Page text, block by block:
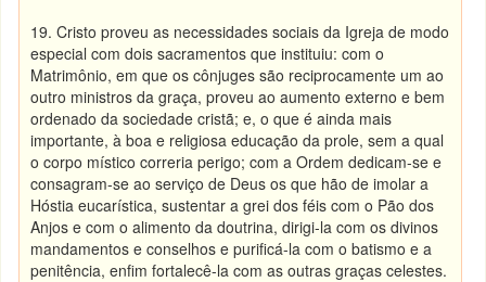
19. Cristo proveu as necessidades sociais da Igreja de modo
especial com dois sacramentos que instituiu: com o
Matrimônio, em que os cônjuges são reciprocamente um ao
outro ministros da graça, proveu ao aumento externo e bem
ordenado da sociedade cristã; e, o que é ainda mais
importante, à boa e religiosa educação da prole, sem a qual
o corpo místico correria perigo; com a Ordem dedicam-se e
consagram-se ao serviço de Deus os que hão de imolar a
Hóstia eucarística, sustentar a grei dos féis com o Pão dos
Anjos e com o alimento da doutrina, dirigi-la com os divinos
mandamentos e conselhos e purificá-la com o batismo e a
penitência, enfim fortalecê-la com as outras graças celestes.